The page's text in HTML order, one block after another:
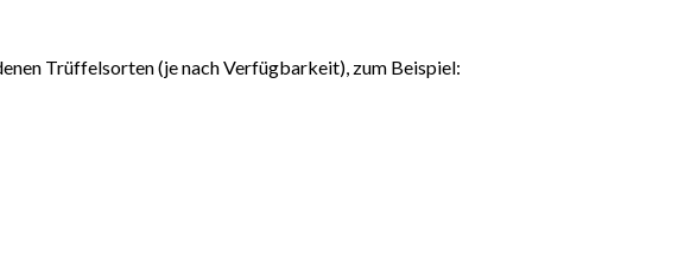
Trüffelsorten (je nach Verfügbarkeit), zum Beispiel: